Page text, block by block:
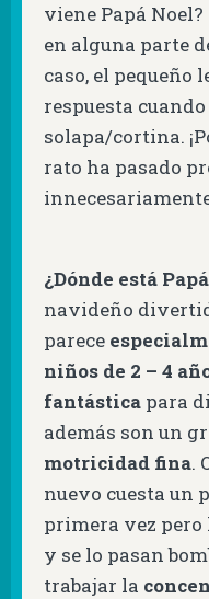
viene Papá
en alguna parte
caso, el pequeño
respuesta
solapa/cortina.
rato ha pasado
¿Dónde está
navideño
parece
niños de 2 – 4
fantástica para
además son un
motricidad fina.
nuevo cuesta un
primera vez pero
y se lo pasan
trabajar la